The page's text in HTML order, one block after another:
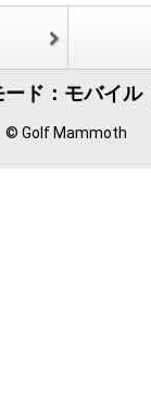
ド：モバイル｜
© Golf Mammoth